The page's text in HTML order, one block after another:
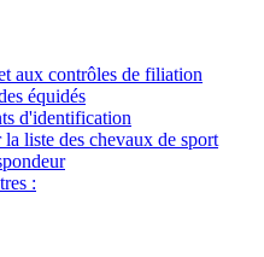
aux contrôles de filiation
équidés
d'identification
liste des chevaux de sport
: